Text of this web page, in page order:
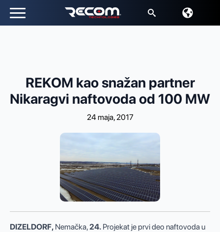
REKOM kao snažan partner
Nikaragvi naftovoda od 100 MW
24 maja, 2017
DIZELDORF, Nemačka,24. Projekat je prvi deo naftovoda u